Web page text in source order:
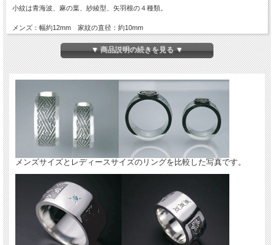
小紋は青海波、麻の葉、紗綾型、矢羽根の４種類。
メンズ：幅約12mm 家紋の直径：約10mm
レディース：幅約10mm 家紋の直径：約8mm
材質：リング本体・家紋部分・シルバー950
対応する家紋は「松コース家紋一覧」でご確認下さい。
▼ 商品説明の続きを見る ▼
メンズサイズとレディースサイズのリングを比較した写真です。